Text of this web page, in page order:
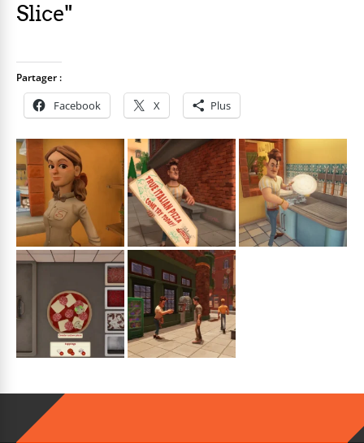
Slice"
Partager :
Facebook X Plus